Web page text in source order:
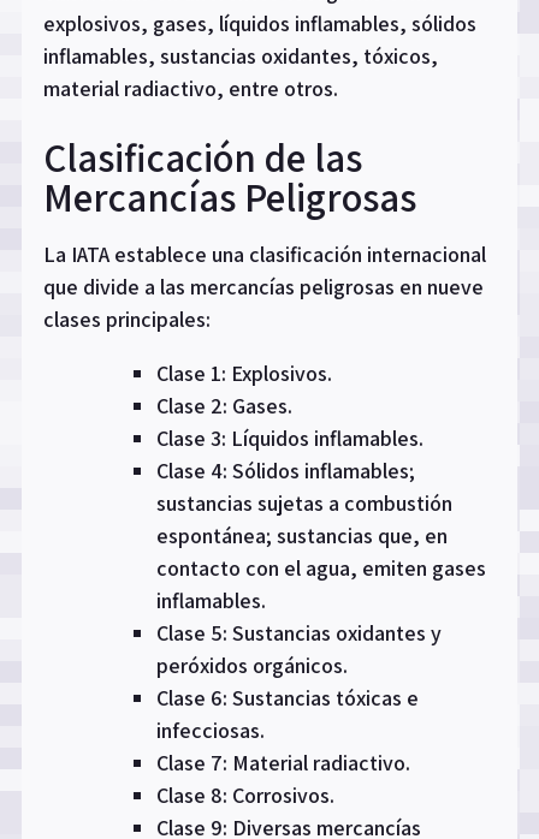
explosivos, gases, líquidos inflamables, sólidos
inflamables, sustancias oxidantes, tóxicos,
material radiactivo, entre otros.
Clasificación de las
Mercancías Peligrosas
La IATA establece una clasificación internacional
que divide a las mercancías peligrosas en nueve
clases principales:
Clase 1: Explosivos.
Clase 2: Gases.
Clase 3: Líquidos inflamables.
Clase 4: Sólidos inflamables;
sustancias sujetas a combustión
espontánea; sustancias que, en
contacto con el agua, emiten gases
inflamables.
Clase 5: Sustancias oxidantes y
peróxidos orgánicos.
Clase 6: Sustancias tóxicas e
infecciosas.
Clase 7: Material radiactivo.
Clase 8: Corrosivos.
Clase 9: Diversas mercancías